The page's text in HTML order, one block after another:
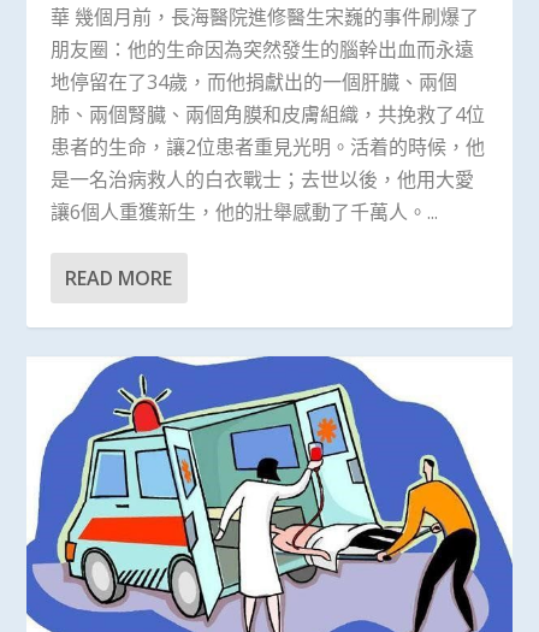
華 幾個月前，長海醫院進修醫生宋巍的事件刷爆了
朋友圈：他的生命因為突然發生的腦幹出血而永遠
地停留在了34歲，而他捐獻出的一個肝臓、兩個
肺、兩個腎臓、兩個角膜和皮膚組織，共挽救了4位
患者的生命，讓2位患者重見光明。活着的時候，他
是一名治病救人的白衣戰士；去世以後，他用大愛
讓6個人重獲新生，他的壯舉感動了千萬人。...
READ MORE